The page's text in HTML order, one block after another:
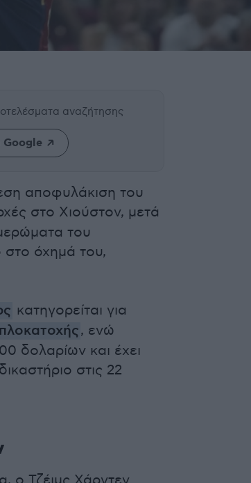
αναζήτησης
αποφυλάκιση του
στο Χιούστον, μετά
του
στο όχημά του,
κατηγορείται για
, ενώ
δολαρίων και έχει
στις 22